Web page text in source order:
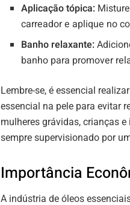
Aplicação tópica:
carreador e aplique no
Banho relaxante:
banho para promover
Lembre-se, é essencial
essencial na pele para evitar
mulheres grávidas, crianças
sempre supervisionado por
Importância
A indústria de óleos